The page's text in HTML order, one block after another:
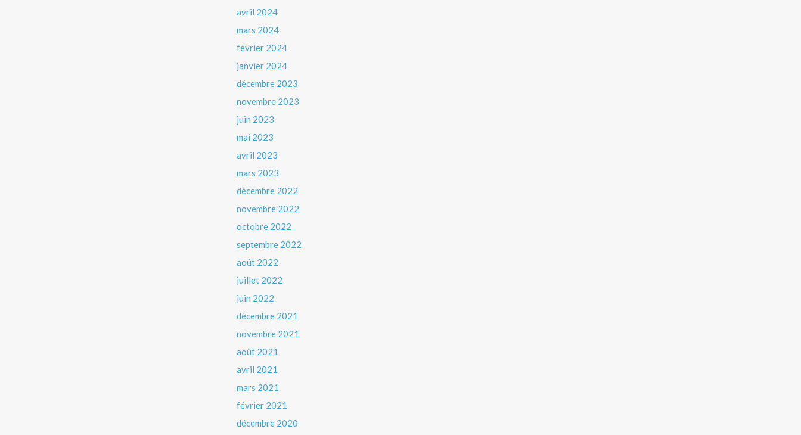
avril 2024
mars 2024
février 2024
janvier 2024
décembre 2023
novembre 2023
juin 2023
mai 2023
avril 2023
mars 2023
décembre 2022
novembre 2022
octobre 2022
septembre 2022
août 2022
juillet 2022
juin 2022
décembre 2021
novembre 2021
août 2021
avril 2021
mars 2021
février 2021
décembre 2020